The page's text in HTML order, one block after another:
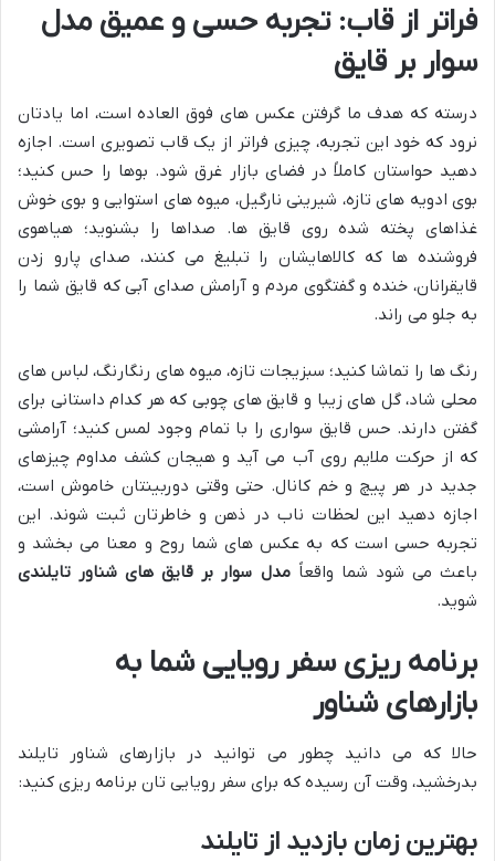
فراتر از قاب: تجربه حسی و عمیقمدل
سوار بر قایق
درسته که هدف ما گرفتن عکس های فوق العاده است، اما یادتان
نرود که خود این تجربه، چیزی فراتر از یک قاب تصویری است. اجازه
دهید حواستان کاملاً در فضای بازار غرق شود. بوها را حس کنید؛
بوی ادویه های تازه، شیرینی نارگیل، میوه های استوایی و بوی خوش
غذاهای پخته شده روی قایق ها. صداها را بشنوید؛ هیاهوی
فروشنده ها که کالاهایشان را تبلیغ می کنند، صدای پارو زدن
قایقرانان، خنده و گفتگوی مردم و آرامش صدای آبی که قایق شما را
به جلو می راند.
رنگ ها را تماشا کنید؛ سبزیجات تازه، میوه های رنگارنگ، لباس های
محلی شاد، گل های زیبا و قایق های چوبی که هر کدام داستانی برای
گفتن دارند. حس قایق سواری را با تمام وجود لمس کنید؛ آرامشی
که از حرکت ملایم روی آب می آید و هیجان کشف مداوم چیزهای
جدید در هر پیچ و خم کانال. حتی وقتی دوربینتان خاموش است،
اجازه دهید این لحظات ناب در ذهن و خاطرتان ثبت شوند. این
تجربه حسی است که به عکس های شما روح و معنا می بخشد و
باعث می شود شما واقعاًمدل سوار بر قایق های شناور تایلندی
شوید.
برنامه ریزی سفر رویایی شما به
بازارهای شناور
حالا که می دانید چطور می توانید در بازارهای شناور تایلند
بدرخشید، وقت آن رسیده که برای سفر رویایی تان برنامه ریزی کنید:
بهترین زمان بازدید از تایلند